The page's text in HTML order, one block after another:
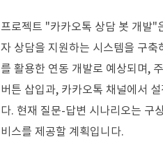
프로젝트 "카카오톡 상담 봇 개발"
자 상담을 지원하는 시스템을 구
를 활용한 연동 개발로 예상되며,
버튼 삽입과, 카카오톡 채널에서
다. 현재 질문-답변 시나리오는 구
비스를 제공할 계획입니다.